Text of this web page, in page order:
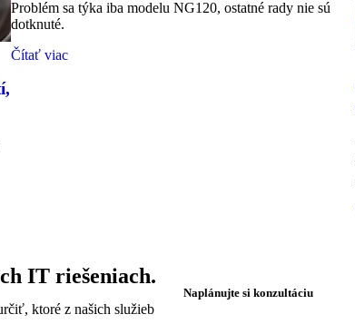
Problém sa týka iba modelu NG120, ostatné rady nie sú
dotknuté.
Čítať viac
IT riešeniach.
ktoré z našich služieb
Naplánujte si konzultáciu